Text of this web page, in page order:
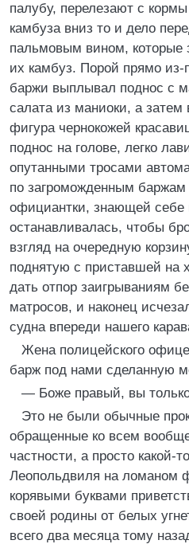
палубу, перелезают с
камбуза вниз то и дело
пальмовым вином, которые
их камбуз. Порой прямо
баржи выплывал поднос с
салата из маниоки, а затем
фигура чернокожей
поднос на голове, легко
опутанными тросами
по загроможденным баржам
официантки, знающей себе
останавливалась, чтобы
взгляд на очередную
поднятую с приставшей на
дать отпор заигрываниям
матросов, и наконец
судна впереди нашего
Жена полицейского
барж под нами сделанную
— Боже правый, вы
Это не были обычные
обращенные ко всем
частности, а просто какой-
Леопольдвиля на ломаном
корявыми буквами
своей родины от белых
всего два месяца тому